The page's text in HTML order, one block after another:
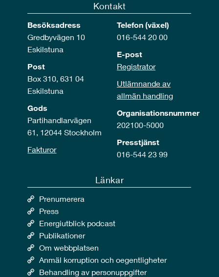
Kontakt
Besöksadress
Gredbyvägen 10
Eskilstuna
Post
Box 310, 631 04
Eskilstuna
Gods
Partihandlarvägen
61, 12044 Stockholm
Fakturor
Telefon (växel)
016-544 20 00
E-post
Registrator
Utlämnande av
allmän handling
Organisationsnummer
202100-5000
Presstjänst
016-544 23 99
Länkar
Prenumerera
Press
Energiutblick podcast
Publikationer
Om webbplatsen
Anmäl korruption och oegentligheter
Behandling av personuppgifter